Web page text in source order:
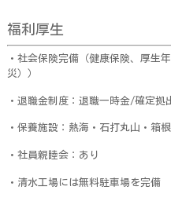
福利厚生
・社会保険完備（健康保険、厚生
災））
・退職金制度：退職一時金/確定拠
・保養施設：熱海・石打丸山・箱根
・社員親睦会：あり
・清水工場には無料駐車場を完備